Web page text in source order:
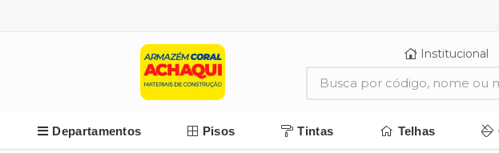
Institucional
Departamentos Pisos Tintas Telhas